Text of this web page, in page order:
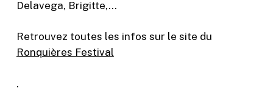
Delavega, Brigitte,…
Retrouvez toutes les infos sur le site du
Ronquières Festival
.